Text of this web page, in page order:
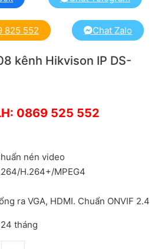
825 552 Chat Zalo
kênh Hikvison IP DS-
0869 525 552
nén video
H.264+/MPEG4
ra VGA, HDMI. Chuẩn ONVIF 2.4
tháng